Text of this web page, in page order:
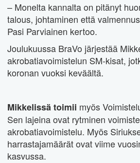
– Monelta kannalta on pitänyt
talous, johtaminen että
Pasi Parviainen kertoo.
Joulukuussa BraVo järjestää
akrobatiavoimistelun SM-kisat,
koronan vuoksi keväältä.
Mikkelissä toimii myös
Sen lajeina ovat rytminen
akrobatiavoimistelu. Myös
harrastajamäärät ovat viime
kasvussa.